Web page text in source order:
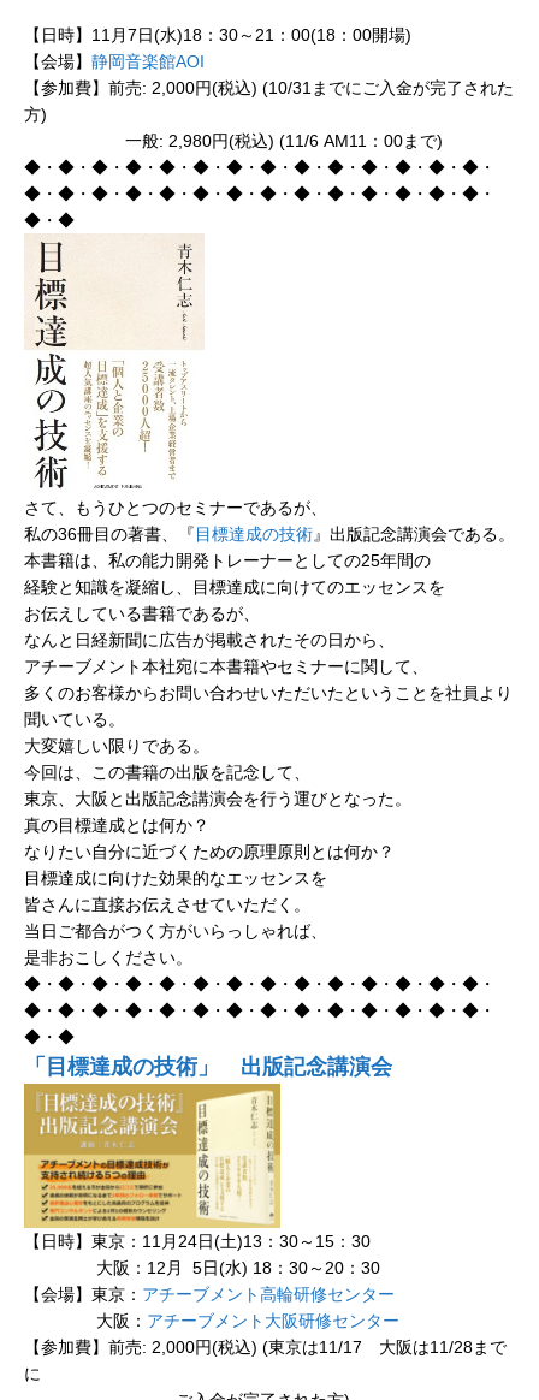
【日時】11月7日(水)18：30～21：00(18：00開場)
【会場】 静岡音楽館AOI
【参加費】前売: 2,000円(税込) (10/31までにご入金が完了された
方)
一般: 2,980円(税込) (11/6 AM11：00まで)
◆・◆・◆・◆・◆・◆・◆・◆・◆・◆・◆・◆・◆・◆・
◆・◆・◆・◆・◆・◆・◆・◆・◆・◆・◆・◆・◆・◆・
◆・◆
さて、もうひとつのセミナーであるが、
私の36冊目の著書、『目標達成の技術』出版記念講演会である。
本書籍は、私の能力開発トレーナーとしての25年間の
経験と知識を凝縮し、目標達成に向けてのエッセンスを
お伝えしている書籍であるが、
なんと日経新聞に広告が掲載されたその日から、
アチーブメント本社宛に本書籍やセミナーに関して、
多くのお客様からお問い合わせいただいたということを社員より
聞いている。
大変嬉しい限りである。
今回は、この書籍の出版を記念して、
東京、大阪と出版記念講演会を行う運びとなった。
真の目標達成とは何か？
なりたい自分に近づくための原理原則とは何か？
目標達成に向けた効果的なエッセンスを
皆さんに直接お伝えさせていただく。
当日ご都合がつく方がいらっしゃれば、
是非おこしください。
◆・◆・◆・◆・◆・◆・◆・◆・◆・◆・◆・◆・◆・◆・
◆・◆・◆・◆・◆・◆・◆・◆・◆・◆・◆・◆・◆・◆・
◆・◆
「目標達成の技術」 出版記念講演会
【日時】東京：11月24日(土)13：30～15：30
大阪：12月 5日(水) 18：30～20：30
【会場】東京： アチーブメント高輪研修センター
大阪： アチーブメント大阪研修センター
【参加費】前売: 2,000円(税込) (東京は11/17 大阪は11/28まで
に